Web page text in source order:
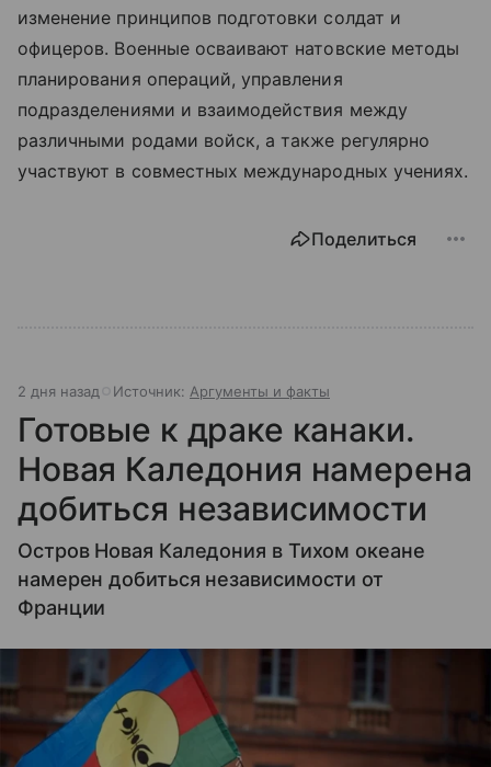
изменение принципов подготовки солдат и
офицеров. Военные осваивают натовские методы
планирования операций, управления
подразделениями и взаимодействия между
различными родами войск, а также регулярно
участвуют в совместных международных учениях.
Поделиться
2 дня назад Источник: Аргументы и факты
Готовые к драке канаки.
Новая Каледония намерена
добиться независимости
Остров Новая Каледония в Тихом океане
намерен добиться независимости от
Франции